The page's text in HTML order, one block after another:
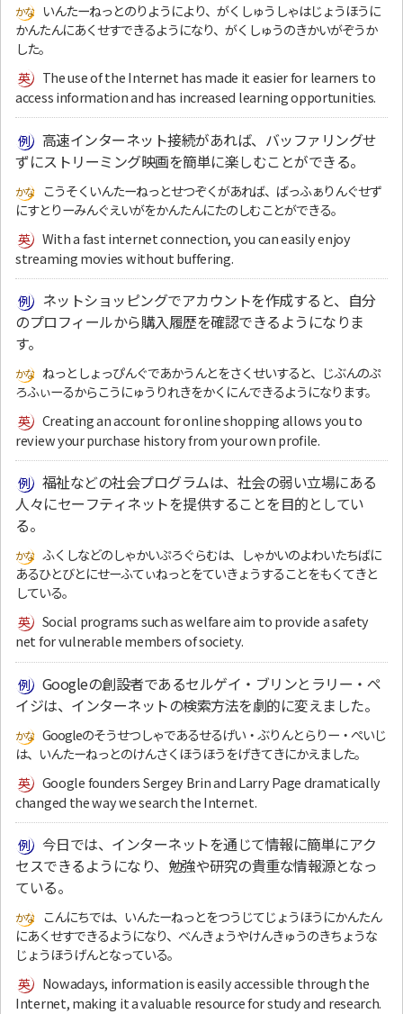
いんたーねっとのりようにより、がくしゅうしゃはじょうほうに
かんたんにあくせすできるようになり、がくしゅうのきかいがぞうか
した。
The use of the Internet has made it easier for learners to
access information and has increased learning opportunities.
高速インターネット接続があれば、バッファリングせ
ずにストリーミング映画を簡単に楽しむことができる。
こうそくいんたーねっとせつぞくがあれば、ばっふぁりんぐせず
にすとりーみんぐえいがをかんたんにたのしむことができる。
With a fast internet connection, you can easily enjoy
streaming movies without buffering.
ネットショッピングでアカウントを作成すると、自分
のプロフィールから購入履歴を確認できるようになりま
す。
ねっとしょっぴんぐであかうんとをさくせいすると、じぶんのぷ
ろふぃーるからこうにゅうりれきをかくにんできるようになります。
Creating an account for online shopping allows you to
review your purchase history from your own profile.
福祉などの社会プログラムは、社会の弱い立場にある
人々にセーフティネットを提供することを目的としてい
る。
ふくしなどのしゃかいぷろぐらむは、しゃかいのよわいたちばに
あるひとびとにせーふてぃねっとをていきょうすることをもくてきと
している。
Social programs such as welfare aim to provide a safety
net for vulnerable members of society.
Googleの創設者であるセルゲイ・ブリンとラリー・ペ
イジは、インターネットの検索方法を劇的に変えました。
Googleのそうせつしゃであるせるげい・ぶりんとらりー・ぺいじ
は、いんたーねっとのけんさくほうほうをげきてきにかえました。
Google founders Sergey Brin and Larry Page dramatically
changed the way we search the Internet.
今日では、インターネットを通じて情報に簡単にアク
セスできるようになり、勉強や研究の貴重な情報源となっ
ている。
こんにちでは、いんたーねっとをつうじてじょうほうにかんたん
にあくせすできるようになり、べんきょうやけんきゅうのきちょうな
じょうほうげんとなっている。
Nowadays, information is easily accessible through the
Internet, making it a valuable resource for study and research.